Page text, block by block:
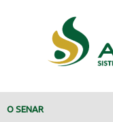
O SENAR